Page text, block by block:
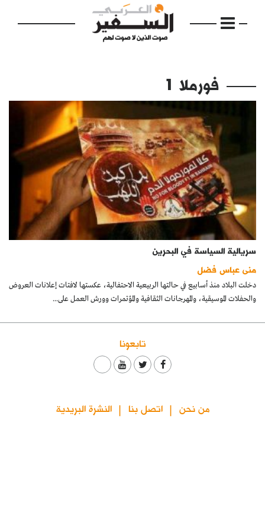
الرئيسية
مواضيع
إفتتاحية
فكرة
دفاتر
بالصورة
كتّابنا
الأرشيف
فورملا 1
سريالية السياسة في البحرين
منى عباس فضل
دخلت البلاد منذ أسابيع في حالتها الربيعية الاحتفالية، عكستها لافتات إعلانات العروض
والحفلات الموسيقية، والمهرجانات الثقافية والمؤتمرات وورش العمل على...
تابعونا
من نحن اتصل بنا النشرة البريدية